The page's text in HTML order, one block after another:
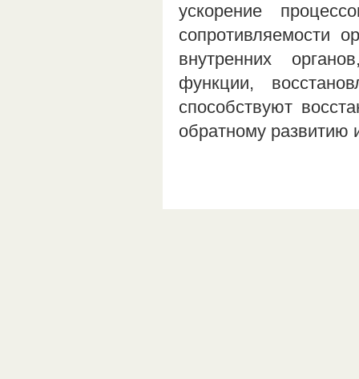
ускорение
сопротивляемости
внутренних
функции,
способствуют
обратному